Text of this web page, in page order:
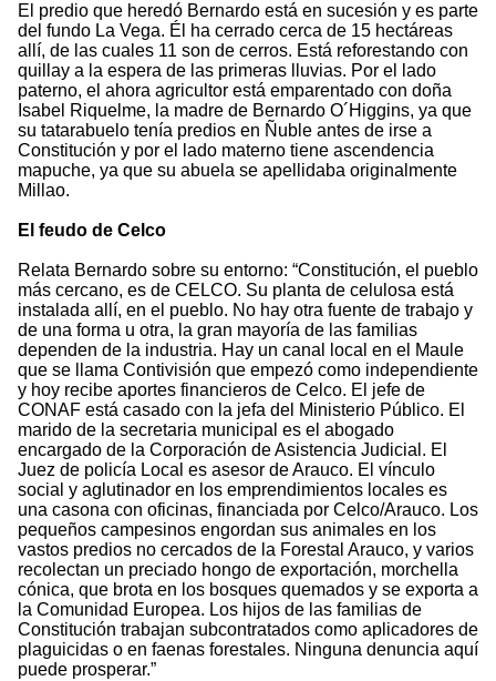
El predio que heredó Bernardo está en sucesión y es parte
del fundo La Vega. Él ha cerrado cerca de 15 hectáreas
allí, de las cuales 11 son de cerros. Está reforestando con
quillay a la espera de las primeras lluvias. Por el lado
paterno, el ahora agricultor está emparentado con doña
Isabel Riquelme, la madre de Bernardo O´Higgins, ya que
su tatarabuelo tenía predios en Ñuble antes de irse a
Constitución y por el lado materno tiene ascendencia
mapuche, ya que su abuela se apellidaba originalmente
Millao.
El feudo de Celco
Relata Bernardo sobre su entorno: “Constitución, el pueblo
más cercano, es de CELCO. Su planta de celulosa está
instalada allí, en el pueblo. No hay otra fuente de trabajo y
de una forma u otra, la gran mayoría de las familias
dependen de la industria. Hay un canal local en el Maule
que se llama Contivisión que empezó como independiente
y hoy recibe aportes financieros de Celco. El jefe de
CONAF está casado con la jefa del Ministerio Público. El
marido de la secretaria municipal es el abogado
encargado de la Corporación de Asistencia Judicial. El
Juez de policía Local es asesor de Arauco. El vínculo
social y aglutinador en los emprendimientos locales es
una casona con oficinas, financiada por Celco/Arauco. Los
pequeños campesinos engordan sus animales en los
vastos predios no cercados de la Forestal Arauco, y varios
recolectan un preciado hongo de exportación, morchella
cónica, que brota en los bosques quemados y se exporta a
la Comunidad Europea. Los hijos de las familias de
Constitución trabajan subcontratados como aplicadores de
plaguicidas o en faenas forestales. Ninguna denuncia aquí
puede prosperar.”